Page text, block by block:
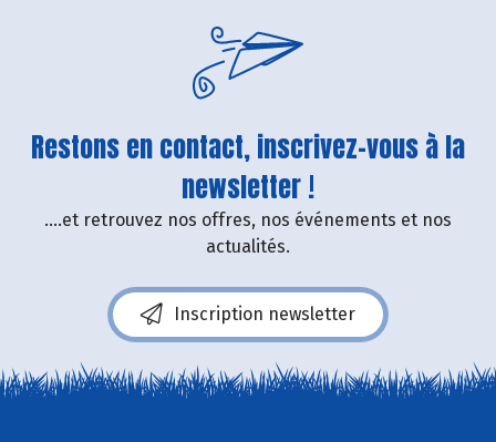
Restons en contact, inscrivez-vous à la
newsletter !
....et retrouvez nos offres, nos événements et nos
actualités.
Inscription newsletter